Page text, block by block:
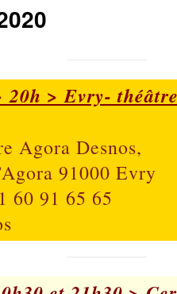
20h > Evry-
Agora Desnos,
91000 Evry
60 91 65 65